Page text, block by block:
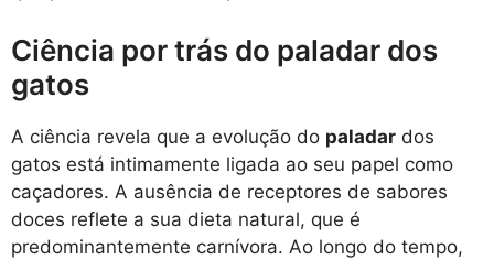
Ciência por trás do paladar dos
gatos
A ciência revela que a evolução do paladar dos
gatos está intimamente ligada ao seu papel como
caçadores. A ausência de receptores de sabores
doces reflete a sua dieta natural, que é
predominantemente carnívora. Ao longo do tempo,